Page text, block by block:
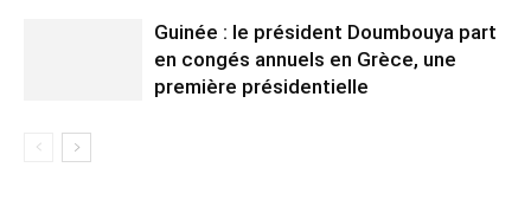
Guinée : le président Doumbouya part
en congés annuels en Grèce, une
première présidentielle